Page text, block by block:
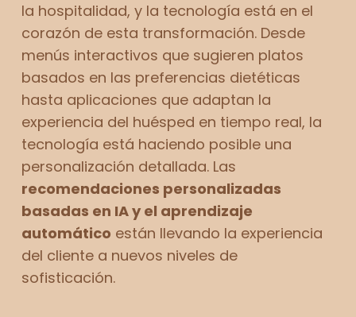
la hospitalidad, y la tecnología está en el
corazón de esta transformación. Desde
menús interactivos que sugieren platos
basados en las preferencias dietéticas
hasta aplicaciones que adaptan la
experiencia del huésped en tiempo real, la
tecnología está haciendo posible una
personalización detallada. Las
recomendaciones personalizadas
basadas en IA y el aprendizaje
automático están llevando la experiencia
del cliente a nuevos niveles de
sofisticación.